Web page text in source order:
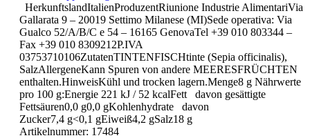
HerkunftslandItalienProduzentRiunione Industrie AlimentariVia
Gallarata 9 – 20019 Settimo Milanese (MI)Sede operativa: Via
Gualco 52/A/B/C e 54 – 16165 GenovaTel +39 010 803344 –
Fax +39 010 8309212P.IVA
03753710106ZutatenTINTENFISCHtinte (Sepia officinalis),
SalzAllergeneKann Spuren von andere MEERESFRÜCHTEN
enthalten.HinweisKühl und trocken lagern.Menge8 g Nährwerte
pro 100 g:Energie 221 kJ / 52 kcalFett davon gesättigte
Fettsäuren0,0 g0,0 gKohlenhydrate davon
Zucker7,4 g<0,1 gEiweiß4,2 gSalz18 g
Artikelnummer: 17484